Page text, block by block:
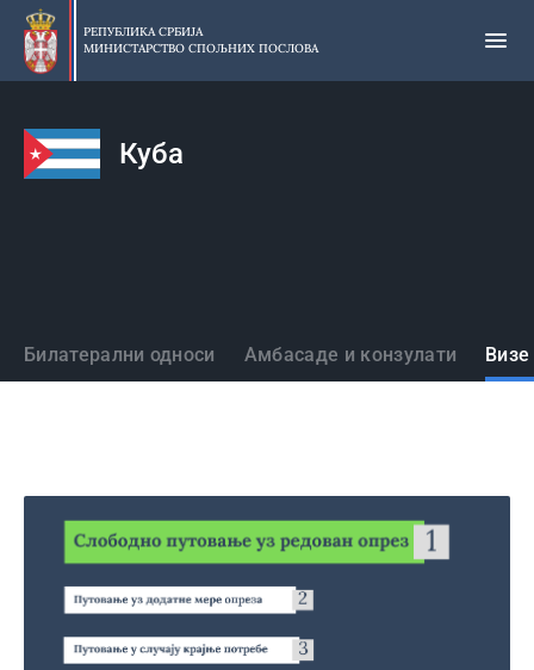
Прескочи
главни
део
РЕПУБЛИКА СРБИЈА
МИНИСТАРСТВО СПОЉНИХ ПОСЛОВА
Куба
Државе
Билатерални односи Амбасаде и конзулати